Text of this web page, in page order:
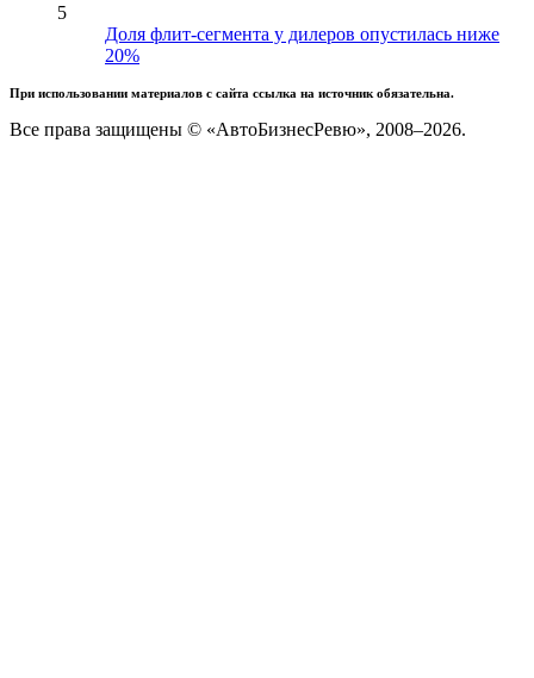
5
Доля флит-сегмента у дилеров опустилась ниже
20%
При использовании материалов с сайта ссылка на источник обязательна.
Все права защищены © «АвтоБизнесРевю», 2008–2026.